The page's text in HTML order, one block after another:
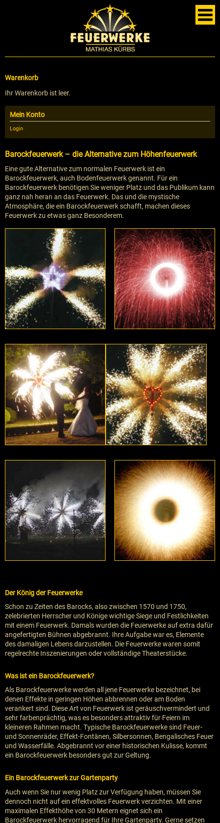
Warenkorb
Ihr Warenkorb ist leer.
Mein Konto
Login
Barockfeuerwerk – die Alternative zum Höhenfeuerwerk
Eine gute Alternative zum normalen Feuerwerk ist ein
Barockfeuerwerk, auch Bodenfeuerwerk genannt. Für ein
Barockfeuerwerk benötigen Sie weniger Platz und das Publikum kann
ganz nah heran an das Feuerwerk. Das und die mystische
Atmosphäre, die ein Barockfeuerwerk schafft, machen dieses
Feuerwerk zu etwas ganz Besonderem.
Der König der Feuerwerke
Schon zu Zeiten des Barocks, also zwischen 1570 und 1750,
zelebrierten Herrscher und Könige wichtige Siege und Festlichkeiten
mit einem Feuerwerk. Damals wurden die Feuerwerke auf extra dafür
angefertigten Bühnen abgebrannt. Ihre Aufgabe war es, Elemente
des damaligen Lebens darzustellen. Die Feuerwerke waren somit
regelrechte Inszenierungen oder vollständige Theaterstücke.
Was ist ein Barockfeuerwerk?
Als Barockfeuerwerke werden all jene Feuerwerke bezeichnet, bei
denen Effekte in geringen Höhen abbrennen oder am Boden
verankert sind. Diese Art von Feuerwerk ist geräuschvermindert und
sehr farbenprächtig, was es besonders attraktiv für Feiern im
kleineren Rahmen macht. Typische Barockfeuerwerke sind Feuer-
und Sonnenräder, Effekt-Fontänen, Silbersonnen, Bengalisches Feuer
und Wasserfälle. Abgebrannt vor einer historischen Kulisse, kommt
ein Barockfeuerwerk besonders gut zur Geltung.
Ein Barockfeuerwerk zur Gartenparty
Auch wenn Sie nur wenig Platz zur Verfügung haben, müssen Sie
dennoch nicht auf ein effektvolles Feuerwerk verzichten. Mit einer
maximalen Effekthöhe von 30 Metern eignet sich ein
Barockfeuerwerk hervorragend für Ihre Gartenparty. Gerne setzen